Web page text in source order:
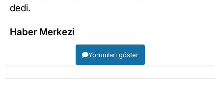
dedi.
Haber Merkezi
Yorumları göster